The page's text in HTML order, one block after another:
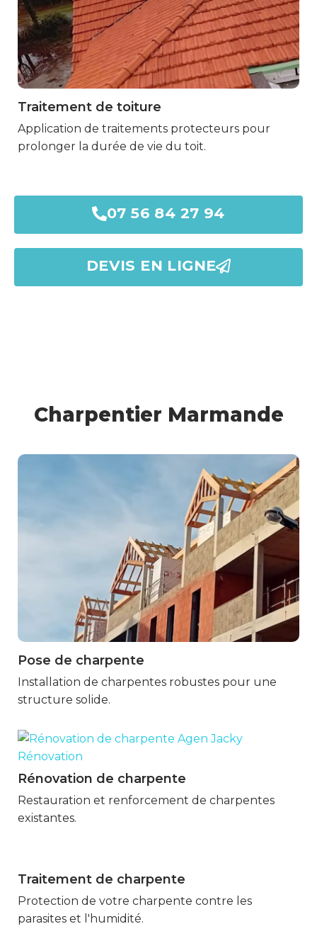
Traitement de toiture
Application de traitements protecteurs pour
prolonger la durée de vie du toit.
07 56 84 27 94
DEVIS EN LIGNE
Charpentier Marmande
Pose de charpente
Installation de charpentes robustes pour une
structure solide.
Rénovation de charpente
Restauration et renforcement de charpentes
existantes.
Traitement de charpente
Protection de votre charpente contre les
parasites et l'humidité.